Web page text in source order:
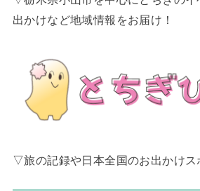
出かけなど地域情報をお届け！
▽旅の記録や日本全国のお出かけス